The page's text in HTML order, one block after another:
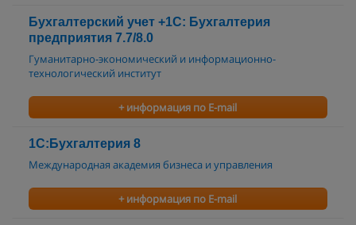
Бухгалтерский учет +1С: Бухгалтерия
предприятия 7.7/8.0
Гуманитарно-экономический и информационно-
технологический институт
+ информация по E-mail
1С:Бухгалтерия 8
Международная академия бизнеса и управления
+ информация по E-mail